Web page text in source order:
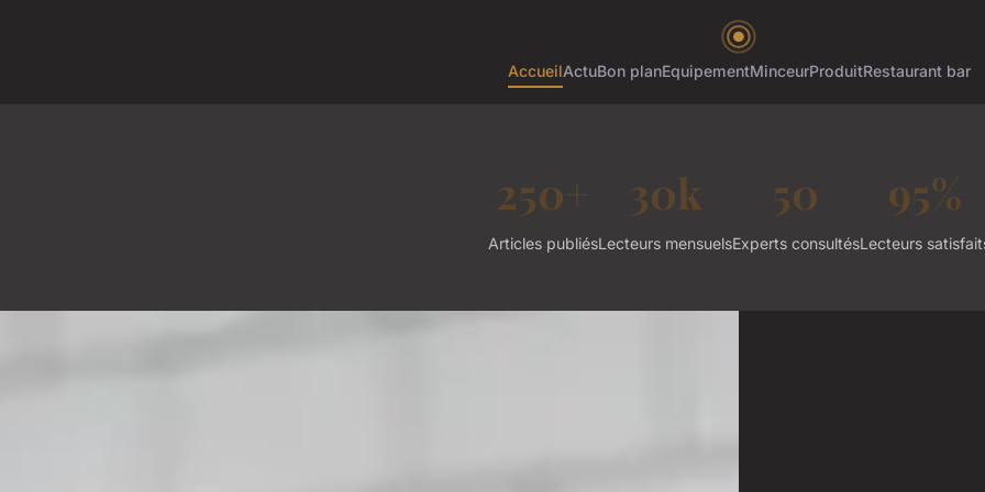
AccueilActuBon planEquipementMinceurProduitRestaurant bar
250+
Articles publiés
30k
Lecteurs mensuels
50
Experts consultés
95%
Lecteurs